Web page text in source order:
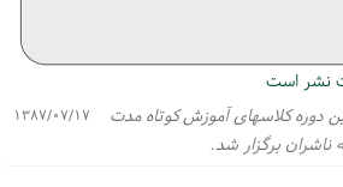
نشر است
۱۳۸۷/۰۷/۱۷
كلاسهای آموزش كوتاه مدت
برگزار شد.